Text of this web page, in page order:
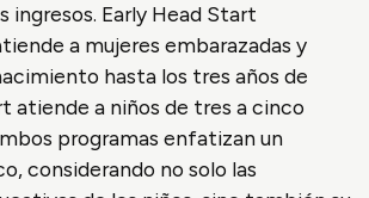
ingresos. Early Head Start
a mujeres embarazadas y
hasta los tres años de
atiende a niños de tres a cinco
programas enfatizan un
considerando no solo las